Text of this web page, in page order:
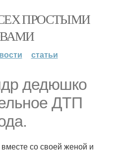
ПРОСТЫМИ
статьи
дедюшко
ДТП
со своей женой и